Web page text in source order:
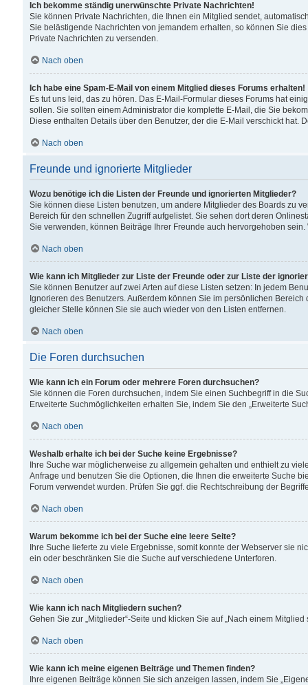
Ich bekomme ständig unerwünschte Private Nachrichten!
Sie können Private Nachrichten, die Ihnen ein Mitglied sendet,
Sie belästigende Nachrichten von jemandem erhalten, so können Sie
Private Nachrichten zu versenden.
Nach oben
Ich habe eine Spam-E-Mail von einem Mitglied dieses Forums erhalten!
Es tut uns leid, das zu hören. Das E-Mail-Formular dieses Forums hat
sollen. Sie sollten einem Administrator die komplette E-Mail, die Sie
Diese enthalten Details über den Benutzer, der die E-Mail verschickt hat.
Nach oben
Freunde und ignorierte Mitglieder
Wozu benötige ich die Listen der Freunde und ignorierten Mitglieder?
Sie können diese Listen benutzen, um andere Mitglieder des Boards zu
Bereich für den schnellen Zugriff aufgelistet. Sie sehen dort deren
Sie verwenden, können Beiträge Ihrer Freunde auch hervorgehoben
Nach oben
Wie kann ich Mitglieder zur Liste der Freunde oder zur Liste der
Sie können Benutzer auf zwei Arten auf diese Listen setzen: In jedem
Ignorieren des Benutzers. Außerdem können Sie im persönlichen
gleicher Stelle können Sie sie auch wieder von den Listen entfernen.
Nach oben
Die Foren durchsuchen
Wie kann ich ein Forum oder mehrere Foren durchsuchen?
Sie können die Foren durchsuchen, indem Sie einen Suchbegriff in die
Erweiterte Suchmöglichkeiten erhalten Sie, indem Sie den „Erweiterte
Nach oben
Weshalb erhalte ich bei der Suche keine Ergebnisse?
Ihre Suche war möglicherweise zu allgemein gehalten und enthielt zu
Anfrage und benutzen Sie die Optionen, die Ihnen die erweiterte Suche
Forum verwendet wurden. Prüfen Sie ggf. die Rechtschreibung der
Nach oben
Warum bekomme ich bei der Suche eine leere Seite?
Ihre Suche lieferte zu viele Ergebnisse, somit konnte der Webserver sie
ein oder beschränken Sie die Suche auf verschiedene Unterforen.
Nach oben
Wie kann ich nach Mitgliedern suchen?
Gehen Sie zur „Mitglieder“-Seite und klicken Sie auf „Nach einem Mitglied
Nach oben
Wie kann ich meine eigenen Beiträge und Themen finden?
Ihre eigenen Beiträge können Sie sich anzeigen lassen, indem Sie